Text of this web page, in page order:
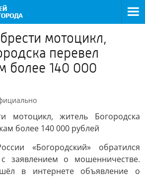
мотоцикл,
перевел
более 140 000
мотоцикл, житель Богородска
более 140 000 рублей
«Богородский» обратился
заявлением о мошенничестве.
в интернете объявление о